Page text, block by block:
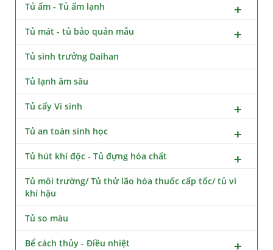
Tủ ấm - Tủ ấm lạnh
Tủ mát - tủ bảo quản mẫu
Tủ sinh trưởng Daihan
Tủ lạnh âm sâu
Tủ cấy Vi sinh
Tủ an toàn sinh học
Tủ hút khí độc - Tủ đựng hóa chất
Tủ môi trường/ Tủ thử lão hóa thuốc cấp tốc/ tủ vi
khí hậu
Tủ so màu
Bể cách thủy - Điều nhiệt